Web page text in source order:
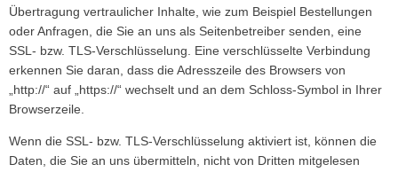
Übertragung vertraulicher Inhalte, wie zum Beispiel Bestellungen
oder Anfragen, die Sie an uns als Seitenbetreiber senden, eine
SSL- bzw. TLS-Verschlüsselung. Eine verschlüsselte Verbindung
erkennen Sie daran, dass die Adresszeile des Browsers von
„http://“ auf „https://“ wechselt und an dem Schloss-Symbol in Ihrer
Browserzeile.
Wenn die SSL- bzw. TLS-Verschlüsselung aktiviert ist, können die
Daten, die Sie an uns übermitteln, nicht von Dritten mitgelesen